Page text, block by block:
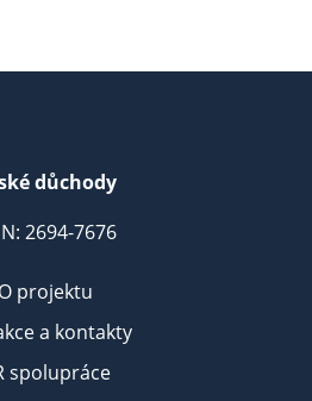
důchody
2694-7676
O projektu
a kontakty
spolupráce